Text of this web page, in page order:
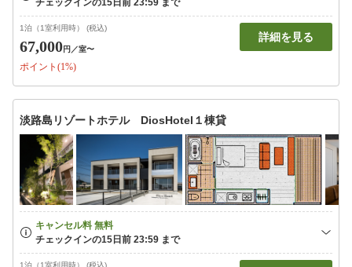
1泊（1室利用時） (税込)
67,000円 ／室〜
ポイント(1%)
詳細を見る
淡路島リゾートホテル DiosHotel１棟貸
1泊（1室利用時） (税込)